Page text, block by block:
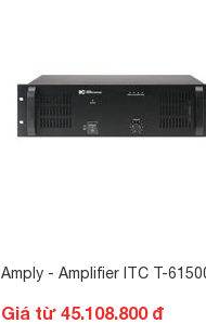
Amply - Amplifier ITC T-
Giá từ 45.108.800 đ